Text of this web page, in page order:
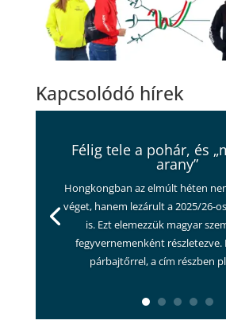
Kapcsolódó hírek
Félig tele a pohár, és
arany”
Hongkongban az elmúlt héten
véget, hanem lezárult a 2025/26-
is. Ezt elemezzük magyar
fegyvernemenként
párbajtőrrel, a cím részben